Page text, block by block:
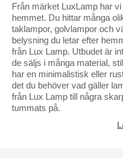
Från märket Lux​Lamp har
hemmet. Du hittar många
taklampor, golvlampor och
belysning du letar efter
från Lux Lamp. Utbudet är
de säljs i många material,
har en minimalistisk eller
det du behöver vad gäller
från Lux Lamp till några
tummats på.